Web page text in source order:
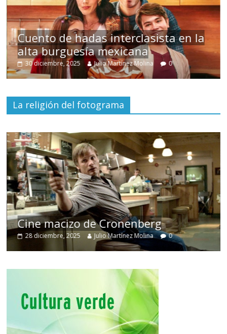
Cuento de hadas interclasista en la
alta burguesía mexicana
30 diciembre, 2025 Julio Martínez Molina 0
La religión del fotograma
Cine macizo de Cronenberg
28 diciembre, 2025 Julio Martínez Molina 0